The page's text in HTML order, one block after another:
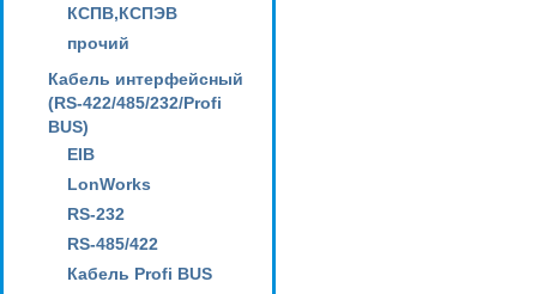
КСПВ,КСПЭВ
прочий
Кабель интерфейсный
(RS-422/485/232/Profi
BUS)
EIB
LonWorks
RS-232
RS-485/422
Кабель Profi BUS